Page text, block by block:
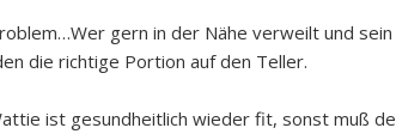
gern in der Nähe verweilt und
die richtige Portion auf den Teller.
ist gesundheitlich wieder fit, sonst muß